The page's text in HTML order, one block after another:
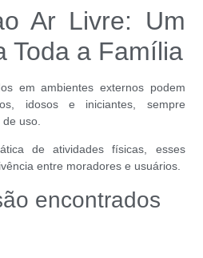
Ar Livre: Um
Toda a Família
em ambientes externos podem
idosos e iniciantes, sempre
uso.
de atividades físicas, esses
entre moradores e usuários.
encontrados